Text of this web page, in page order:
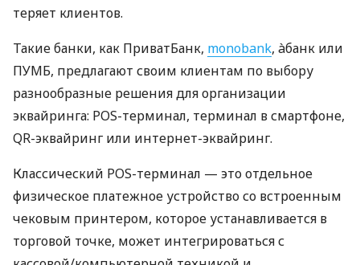
теряет клиентов.
Такие банки, как ПриватБанк, monobank, àбанк или
ПУМБ, предлагают своим клиентам по выбору
разнообразные решения для организации
эквайринга: POS-терминал, терминал в смартфоне,
QR-эквайринг или интернет-эквайринг.
Классический POS-терминал — это отдельное
физическое платежное устройство со встроенным
чековым принтером, которое устанавливается в
торговой точке, может интегрироваться с